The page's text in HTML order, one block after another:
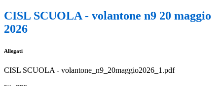
CISL SCUOLA - volantone n9 20 maggio
2026
Allegati
CISL SCUOLA - volantone_n9_20maggio2026_1.pdf